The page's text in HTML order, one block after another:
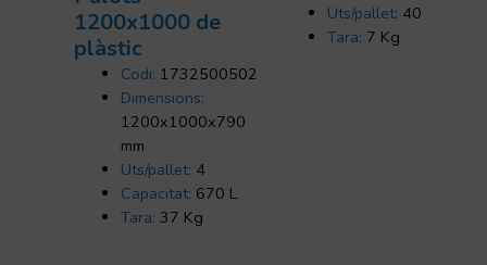
1200x1000 de
plàstic
Codi: 1732500502
Dimensions:
1200x1000x790
mm
Uts/pallet: 4
Capacitat: 670 L
Tara: 37 Kg
Uts/pallet: 40
Tara: 7 Kg